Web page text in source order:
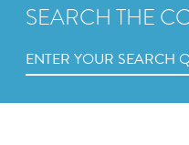
SEARCH THE